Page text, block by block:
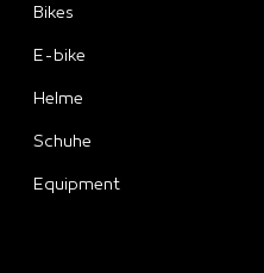
Bikes
E-bike
Helme
Schuhe
Equipment